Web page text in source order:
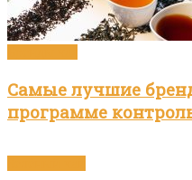
Самые лучшие
программе